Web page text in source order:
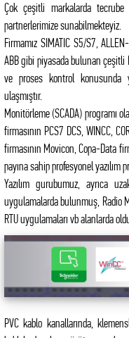
Çok çeşitli markalarda
partnerlerimize sunabilmekteyiz.
Firmamız SIMATIC S5/S7,
ABB gibi piyasada bulunan çeşitli
ve proses kontrol konusunda
ulaşmıştır.
Monitörleme (SCADA) programı
firmasının PCS7 DCS, WINCC,
firmasının Movicon, Copa-Data
payına sahip profesyonel yazılım
Yazılım gurubumuz, ayrıca
uygulamalarda bulunmuş, Radio
RTU uygulamaları vb alanlarda
PVC kablo kanallarında,